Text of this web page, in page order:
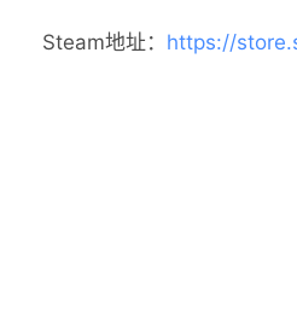
Steam地址： https://